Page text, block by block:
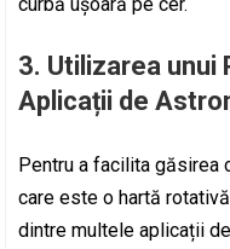
3. Utilizarea unui
Aplicații de
Pentru a facilita găsirea
care este o hartă
dintre multele aplicații